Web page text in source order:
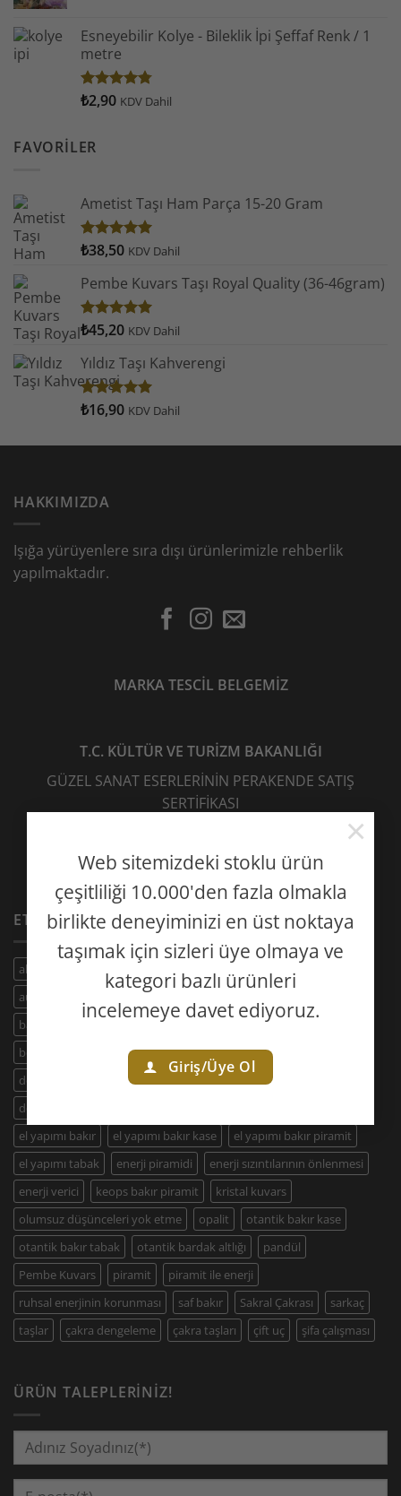
Web sitemizdeki stoklu ürün
çeşitliliği 10.000'den fazla olmakla
birlikte deneyiminizi en üst noktaya
taşımak için sizleri üye olmaya ve
kategori bazlı ürünleri
incelemeye davet ediyoruz.
Giriş/Üye Ol
×
Esneyebilir Kolye - Bileklik İpi Şeffaf Renk / 1
metre
5
aldı
₺2,90 KDV Dahil
FAVORILER
Ametist Taşı Ham Parça 15-20 Gram
5 üzerinden
5.00oy
aldı
₺38,50 KDV Dahil
Pembe Kuvars Taşı Royal Quality (36-46gram)
5 üzerinden
5.00oy
aldı
₺45,20 KDV Dahil
Yıldız Taşı Kahverengi
5 üzerinden
5.00oy
₺16,90 KDV Dahil
HAKKIMIZDA
Işığa yürüyenlere sıra dışı ürünlerimizle rehberlik
yapılmaktadır.
MARKA TESCİL BELGEMİZ
T.C. KÜLTÜR VE TURİZM BAKANLIĞI
GÜZEL SANAT ESERLERİNİN PERAKENDE SATIŞ
SERTİFİKASI
ETIKETLER
altın oran piramidi
aura temizleme
bakır bardak altlığı
bakır keops piramit
bakır tabak bardak altlığı
boğaz çakrası
dekoatif bakır tabak
dekoratif bakır kase
dekoratif tabak
doğal taşları temizleme
doğal taş nasıl temizlenir
el yapımı bakır
el yapımı bakır kase
el yapımı bakır piramit
el yapımı tabak
enerji piramidi
enerji sızıntılarının önlenmesi
enerji verici
keops bakır piramit
kristal kuvars
olumsuz düşünceleri yok etme
opalit
otantik bakır kase
otantik bakır tabak
otantik bardak altlığı
pandül
Pembe Kuvars
piramit
piramit ile enerji
ruhsal enerjinin korunması
saf bakır Sakral Çakrası
sarkaç
taşlar
çakra dengeleme çakra taşları çift uç şifa çalışması
ÜRÜN TALEPLERINIZ!